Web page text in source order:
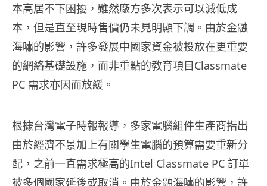
本高居不下困擾，雖然廠方多次表示可以減低成
本，但是直至現時售價仍未見明顯下調。由於金融
海嘯的影響，許多發展中國家資金被投放在更重要
的網絡基礎設施，而非重點的教育項目Classmate
PC 需求亦因而放緩。
根據台灣電子時報報導，多家電腦組件生產商指出
由於經濟不景加上有關學生電腦的預算需要重新分
配，之前一直需求極高的Intel Classmate PC 訂單
被多個國家延後或取消。由於金融海嘯的影響，許